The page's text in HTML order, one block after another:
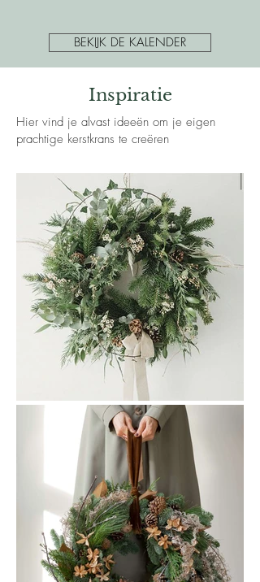
BEKIJK DE KALENDER
Inspiratie
Hier vind je alvast ideeën om je eigen
prachtige kerstkrans te creëren